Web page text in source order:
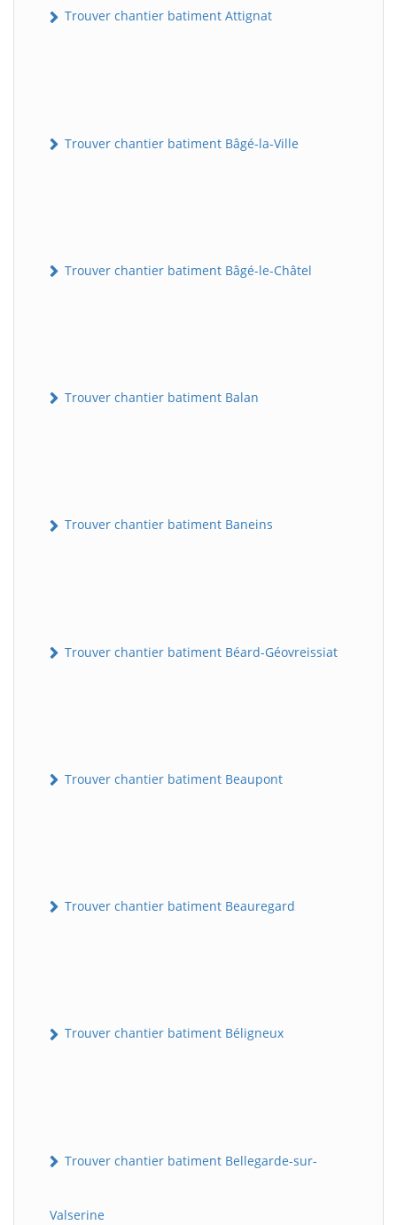
Trouver chantier batiment Attignat
Trouver chantier batiment Bâgé-la-Ville
Trouver chantier batiment Bâgé-le-Châtel
Trouver chantier batiment Balan
Trouver chantier batiment Baneins
Trouver chantier batiment Béard-Géovreissiat
Trouver chantier batiment Beaupont
Trouver chantier batiment Beauregard
Trouver chantier batiment Béligneux
Trouver chantier batiment Bellegarde-sur-
Valserine